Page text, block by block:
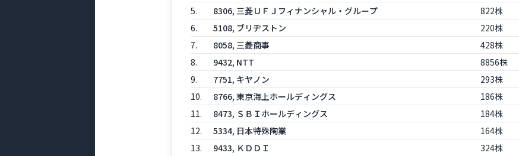
5.
8306, 三菱ＵＦＪフィナンシャル・グループ 822株
6.
5108, ブリヂストン 220株
7.
8058, 三菱商事 428株
8.
9432, NTT 8856株
9.
7751, キヤノン 293株
10.
8766, 東京海上ホールディングス 186株
11.
8473, ＳＢＩホールディングス 184株
12.
5334, 日本特殊陶業 164株
13.
9433, ＫＤＤＩ 324株